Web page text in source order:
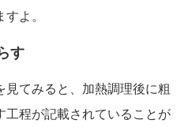
よ。
す
てみると、加熱調理後に粗
工程が記載されていることが